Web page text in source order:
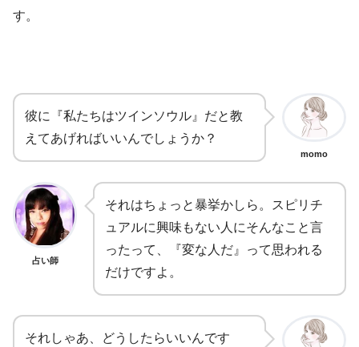
す。
彼に『私たちはツインソウル』だと教
えてあげればいいんでしょうか？
momo
占い師
それはちょっと暴挙かしら。スピリチ
ュアルに興味もない人にそんなこと言
ったって、『変な人だ』って思われる
だけですよ。
それしゃあ、どうしたらいいんです